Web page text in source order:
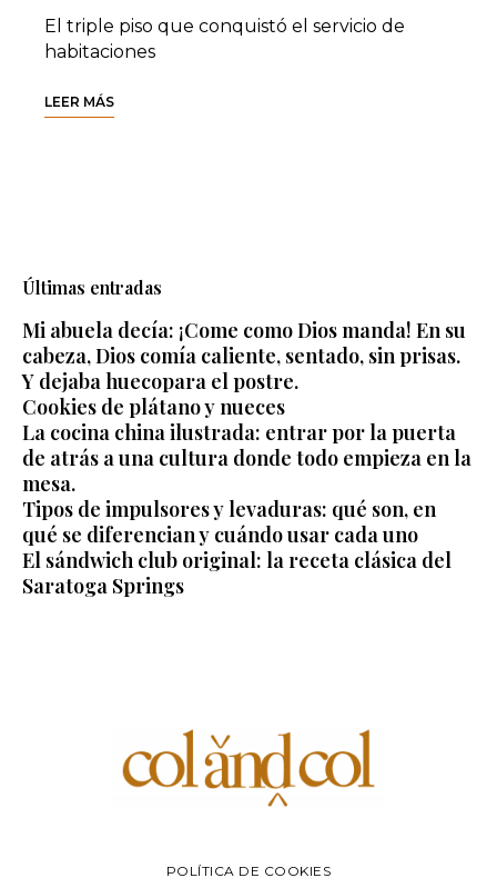
El triple piso que conquistó el servicio de
habitaciones
LEER MÁS
Últimas entradas
Mi abuela decía: ¡Come como Dios manda! En su
cabeza, Dios comía caliente, sentado, sin prisas.
Y dejaba huecopara el postre.
Cookies de plátano y nueces
La cocina china ilustrada: entrar por la puerta
de atrás a una cultura donde todo empieza en la
mesa.
Tipos de impulsores y levaduras: qué son, en
qué se diferencian y cuándo usar cada uno
El sándwich club original: la receta clásica del
Saratoga Springs
POLÍTICA DE COOKIES